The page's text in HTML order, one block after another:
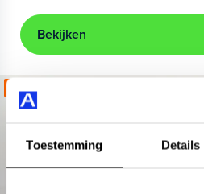
Toestemming Details
Bekijken